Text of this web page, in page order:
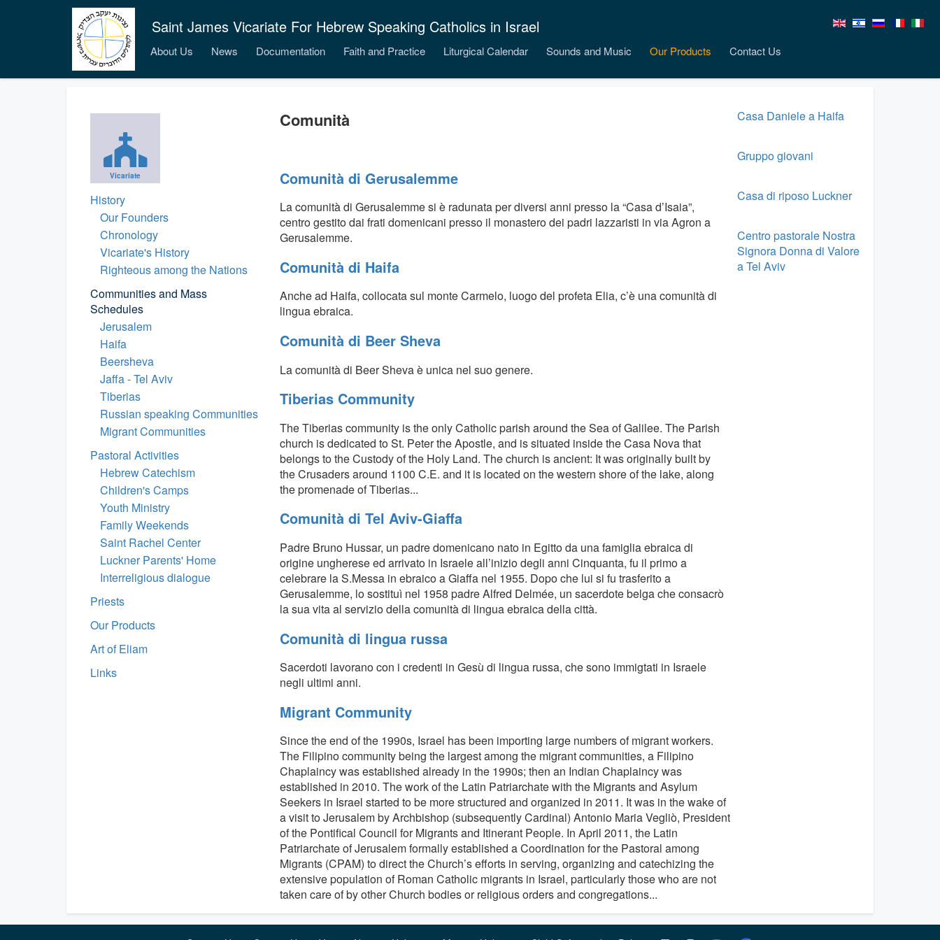
Saint James Vicariate For Hebrew Speaking Catholics in Israel
About Us News Documentation Faith and Practice Liturgical Calendar Sounds and Music Our Products Contact Us
Vicariate
History
Our Founders
Chronology
Vicariate's History
Righteous among the Nations
Communities and Mass
Schedules
Jerusalem
Haifa
Beersheva
Jaffa - Tel Aviv
Tiberias
Russian speaking Communities
Migrant Communities
Pastoral Activities
Hebrew Catechism
Children's Camps
Youth Ministry
Family Weekends
Saint Rachel Center
Luckner Parents' Home
Interreligious dialogue
Priests
Our Products
Art of Eliam
Links
Comunità
Comunità di Gerusalemme
La comunità di Gerusalemme si è radunata per diversi anni presso la “Casa d’Isaia”,
centro gestito dai frati domenicani presso il monastero dei padri lazzaristi in via Agron a
Gerusalemme.
Comunità di Haifa
Anche ad Haifa, collocata sul monte Carmelo, luogo del profeta Elia, c’è una comunità di
lingua ebraica.
Comunità di Beer Sheva
La comunità di Beer Sheva è unica nel suo genere.
Tiberias Community
The Tiberias community is the only Catholic parish around the Sea of Galilee. The Parish
church is dedicated to St. Peter the Apostle, and is situated inside the Casa Nova that
belongs to the Custody of the Holy Land. The church is ancient: It was originally built by
the Crusaders around 1100 C.E. and it is located on the western shore of the lake, along
the promenade of Tiberias...
Comunità di Tel Aviv-Giaffa
Padre Bruno Hussar, un padre domenicano nato in Egitto da una famiglia ebraica di
origine ungherese ed arrivato in Israele all’inizio degli anni Cinquanta, fu il primo a
celebrare la S.Messa in ebraico a Giaffa nel 1955. Dopo che lui si fu trasferito a
Gerusalemme, lo sostituì nel 1958 padre Alfred Delmée, un sacerdote belga che consacrò
la sua vita al servizio della comunità di lingua ebraica della città.
Comunità di lingua russa
Sacerdoti lavorano con i credenti in Gesù di lingua russa, che sono immigtati in Israele
negli ultimi anni.
Migrant Community
Since the end of the 1990s, Israel has been importing large numbers of migrant workers.
The Filipino community being the largest among the migrant communities, a Filipino
Chaplaincy was established already in the 1990s; then an Indian Chaplaincy was
established in 2010. The work of the Latin Patriarchate with the Migrants and Asylum
Seekers in Israel started to be more structured and organized in 2011. It was in the wake of
a visit to Jerusalem by Archbishop (subsequently Cardinal) Antonio Maria Vegliò, President
of the Pontifical Council for Migrants and Itinerant People. In April 2011, the Latin
Patriarchate of Jerusalem formally established a Coordination for the Pastoral among
Migrants (CPAM) to direct the Church’s efforts in serving, organizing and catechizing the
extensive population of Roman Catholic migrants in Israel, particularly those who are not
taken care of by other Church bodies or religious orders and congregations...
Casa Daniele a Haifa
Gruppo giovani
Casa di riposo Luckner
Centro pastorale Nostra
Signora Donna di Valore
a Tel Aviv